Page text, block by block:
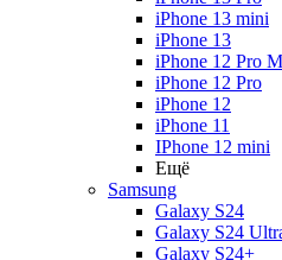
iPhone 13 mini
iPhone 13
iPhone 12 Pro
iPhone 12 Pro
iPhone 12
iPhone 11
IPhone 12 mini
Ещё
Samsung
Galaxy S24
Galaxy S24
Galaxy S24+